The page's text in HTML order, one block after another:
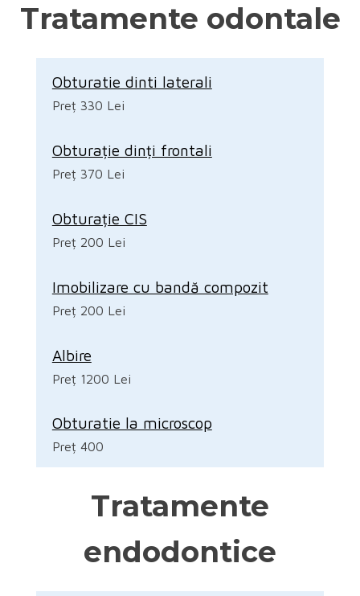
Tratamente odontale
Obturatie dinti laterali
Preț 330 Lei
Obturație dinți frontali
Preț 370 Lei
Obturație CIS
Preț 200 Lei
Imobilizare cu bandă compozit
Preț 200 Lei
Albire
Preț 1200 Lei
Obturatie la microscop
Preț 400
Tratamente
endodontice